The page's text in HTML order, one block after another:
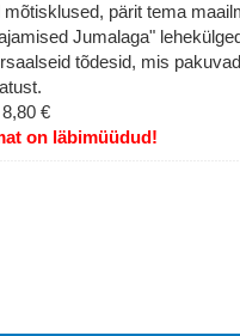
mõtisklused, pärit tema
Jumalaga"
tõdesid, mis
8,80 €
on läbimüüdud!